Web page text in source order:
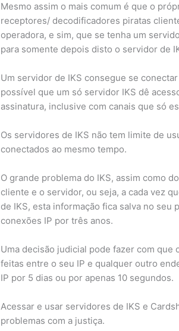
Mesmo assim o mais comum é que o
receptores/ decodificadores piratas
operadora, e sim, que se tenha um
para somente depois disto o servidor de
Um servidor de IKS consegue se
possível que um só servidor IKS dê
assinatura, inclusive com canais que só
Os servidores de IKS não tem limite de
conectados ao mesmo tempo.
O grande problema do IKS, assim como
cliente e o servidor, ou seja, a cada vez
de IKS, esta informação fica salva no
conexões IP por três anos.
Uma decisão judicial pode fazer com
feitas entre o seu IP e qualquer outro
IP por 5 dias ou por apenas 10 segundos.
Acessar e usar servidores de IKS e
problemas com a justiça.